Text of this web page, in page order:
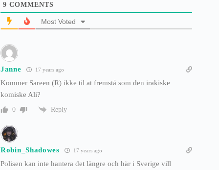
9 COMMENTS
Most Voted
Janne 17 years ago
Kommer Sareen (R) ikke til at fremstå som den irakiske
komiske Ali?
0 Reply
Robin_Shadowes 17 years ago
Polisen kan inte hantera det längre och här i Sverige vill